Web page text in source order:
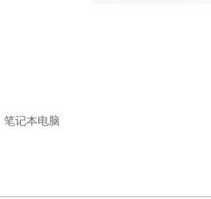
笔记本电脑